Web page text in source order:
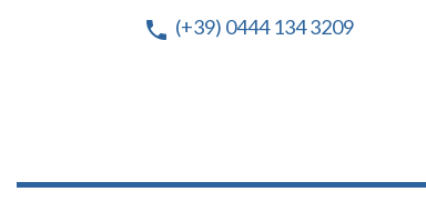
phone (+39) 0444 134 3209